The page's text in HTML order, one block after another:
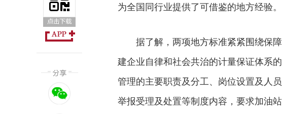
为全国同行业提供了可借鉴的地方经验。
据了解，两项地方标准紧紧围绕保
建企业自律和社会共治的计量保证体系
管理的主要职责及分工、岗位设置及人
举报受理及处置等制度内容，要求加油